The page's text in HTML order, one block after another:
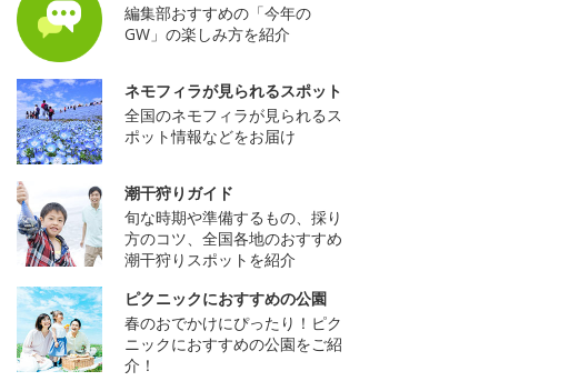
編集部おすすめの「今年の
GW」の楽しみ方を紹介
ネモフィラが見られるスポット
全国のネモフィラが見られるス
ポット情報などをお届け
潮干狩りガイド
旬な時期や準備するもの、採り
方のコツ、全国各地のおすすめ
潮干狩りスポットを紹介
ピクニックにおすすめの公園
春のおでかけにぴったり！ピク
ニックにおすすめの公園をご紹
介！